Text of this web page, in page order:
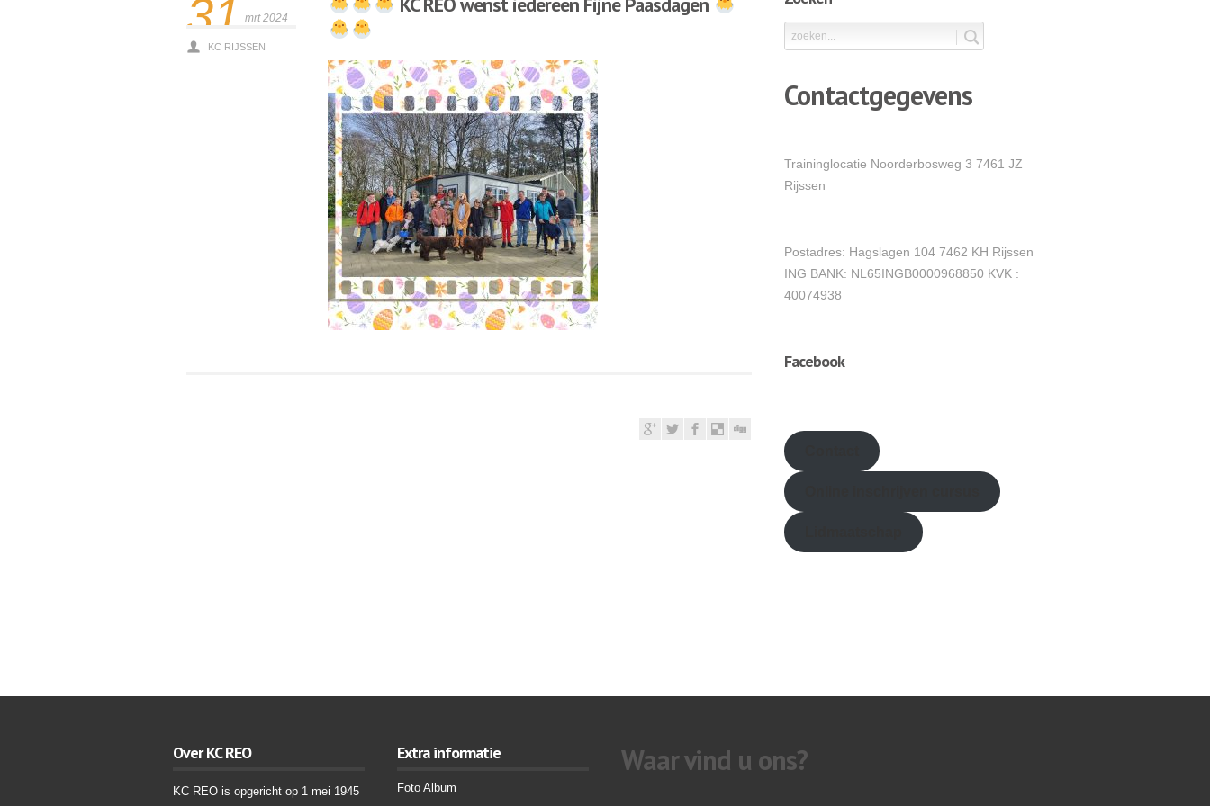
31 mrt 2024
KC RIJSSEN
Contactgegevens
Traininglocatie Noorderbosweg 3 7461 JZ
Rijssen
Postadres: Hagslagen 104 7462 KH Rijssen
ING BANK: NL65INGB0000968850 KVK :
40074938
Facebook
Over KC REO
KC REO is opgericht op 1 mei 1945
Extra informatie
Foto Album
Waar vind u ons?